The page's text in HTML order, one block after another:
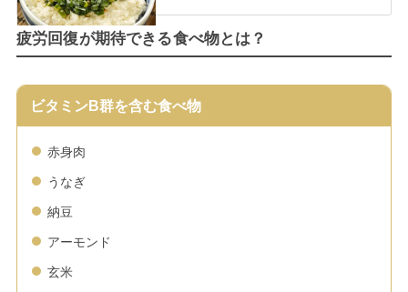
疲労回復が期待できる食べ物とは？
ビタミンB群を含む食べ物
赤身肉
うなぎ
納豆
アーモンド
玄米